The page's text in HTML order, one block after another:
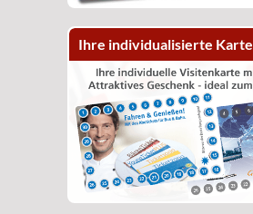
Ihre individualisierte Karte